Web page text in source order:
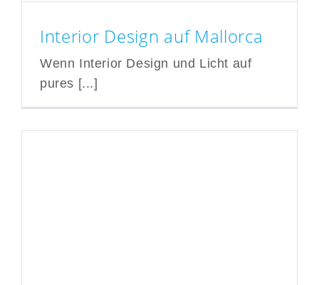
Interior Design auf Mallorca
Interior Design auf Mallorca
Wenn Interior Design und Licht auf
pures [...]